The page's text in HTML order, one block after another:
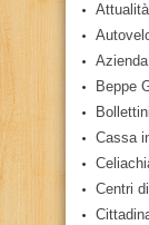
Attualità
Beppe
Cassa
Centri